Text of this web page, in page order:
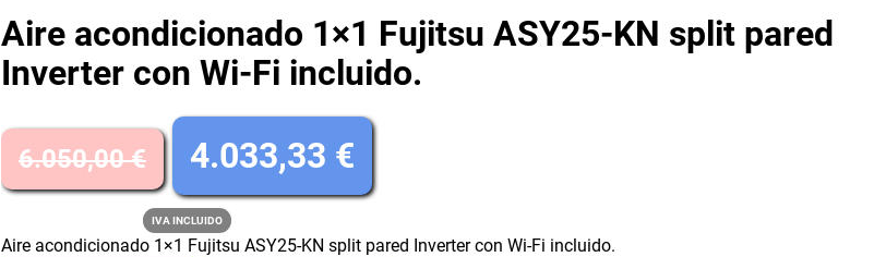
Aire acondicionado 1×1 Fujitsu ASY25-KN split pared
Inverter con Wi-Fi incluido.
6.050,00€
l
4.033,33 €
IVA INCLUIDO
Aire acondicionado 1×1 Fujitsu ASY25-KN split pared Inverter con Wi-Fi incluido.